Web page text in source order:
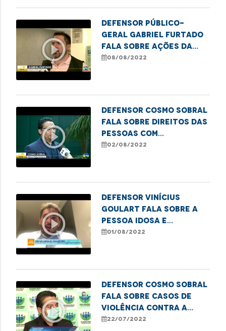
play_circle_outline
Defensor Público-
Geral Gabriel Furtado
fala sobre ações da
Carreta dos Direitos
08/08/2022
play_circle_outline
Defensor Cosmo Sobral
fala sobre direitos das
pessoas com
deficiência em relação
02/08/2022
play_circle_outline
Defensor Vinícius
Goulart fala sobre a
pessoa idosa e
atividades laborais
01/08/2022
play_circle_outline
Defensor Cosmo Sobral
fala sobre casos de
violência contra a
pessoa idosa
22/07/2022